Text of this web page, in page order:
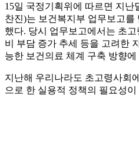
15일 국정기획위에 따르면 지난
찬진)는 보건복지부 업무보고를
했다. 당시 업무보고에서는 초
비 부담 증가 추세 등을 고려한
능한 보건의료 체계 구축 방향
지난해 우리나라도 초고령사회
으로 한 실용적 정책의 필요성